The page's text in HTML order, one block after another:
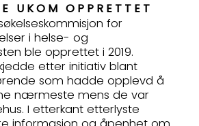
UKOM OPPRETTET
for
i helse- og
ble opprettet i 2019.
etter initiativ blant
som hadde opplevd å
nærmeste mens de var
I etterkant etterlyste